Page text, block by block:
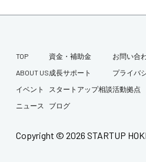
TOP
ABOUT US
イベント
ニュース
資金・補助金
成長サポート
スタートアップ相談
ブログ
お問い合
プライバ
活動拠点
Copyright © 2026 STARTUP